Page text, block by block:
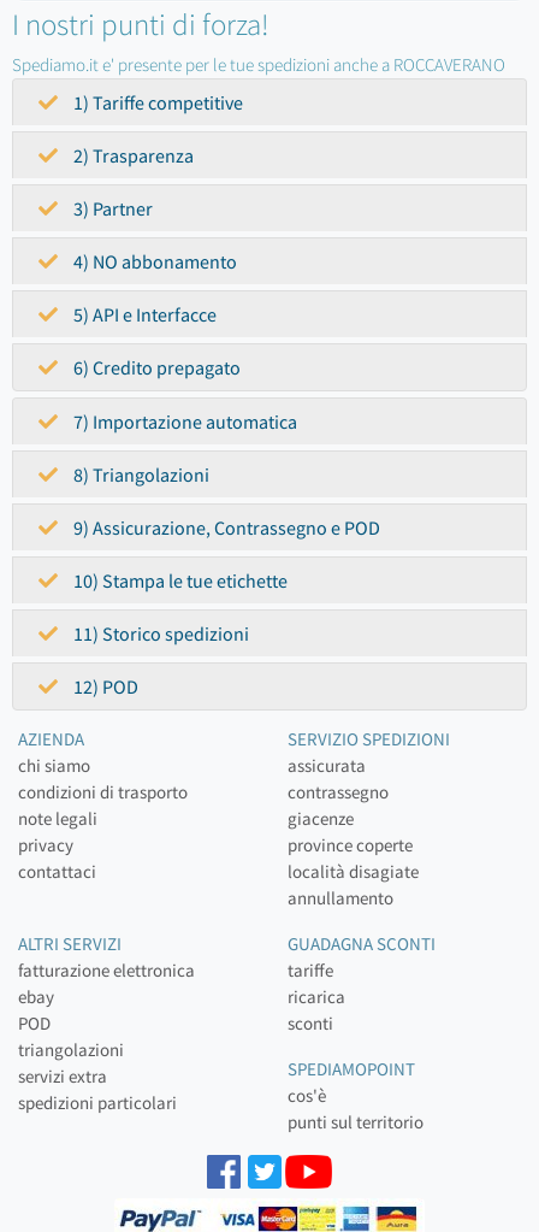
I nostri punti di forza!
Spediamo.it e' presente per le tue spedizioni anche a ROCCAVERANO
1) Tariffe competitive
2) Trasparenza
3) Partner
4) NO abbonamento
5) API e Interfacce
6) Credito prepagato
7) Importazione automatica
8) Triangolazioni
9) Assicurazione, Contrassegno e POD
10) Stampa le tue etichette
11) Storico spedizioni
12) POD
AZIENDA
chi siamo
condizioni di trasporto
note legali
privacy
contattaci
SERVIZIO SPEDIZIONI
assicurata
contrassegno
giacenze
province coperte
località disagiate
annullamento
ALTRI SERVIZI
fatturazione elettronica
ebay
POD
triangolazioni
servizi extra
spedizioni particolari
GUADAGNA SCONTI
tariffe
ricarica
sconti
SPEDIAMOPOINT
cos'è
punti sul territorio